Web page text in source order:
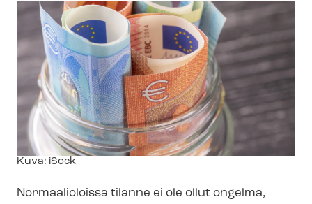
Kuvateksti
Kuva: iSock
Normaalioloissa tilanne ei ole ollut ongelma,